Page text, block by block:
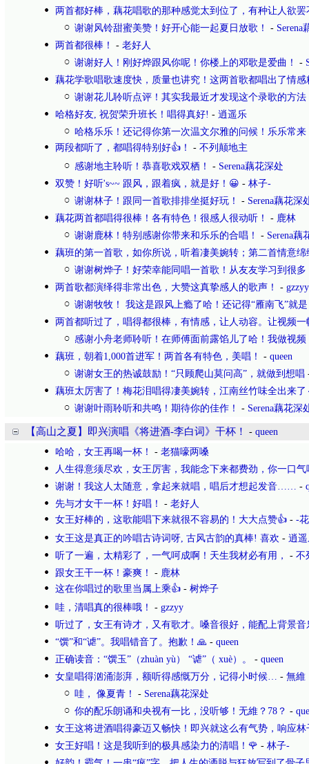
两首都好棒，藕花唱歌的那种感觉太到位了，有种让人欲罢
谢谢风铃甜蜜美赞！好开心能一起夏日放歌！
- Serena
两首都很棒！
- 老好人
谢谢好人！刚好烨跟风你呢！你楼上的邓歌是爱曲！
-
藕花学歌唱歌速度快，质量也讲究！这两首歌都唱出了情感
谢谢花儿聆听点评！其实我最近才发现这个录歌的方法
哈格好友, 祝贺荣升班长！唱得真好! - 逍遥乐
哈格乐乐！还记得你第一次温文尔雅的问候！乐乐常来
两段都听了，都唱得特别好👍！
- 不列颠地主
感谢地主聆听！恭喜歌戏双栖！
- Serena藕花深处
双赞！好听's~~ 跟风，跟着疯，就是好！😀 - 林子-
谢谢林子！跟同一首歌排排坐挺好玩！
- Serena藕花深
藕花两首都唱得很棒！各有特色！很感人很动听！
- 鹿林
谢谢鹿林！特别感谢你带来和乐乐的合唱！
- Serena藕
藕班的第一首歌，如你所说，听着凄美婉转；第二首情意绵
谢谢树烨子！好荣幸能同唱一首歌！从友友学习到很多
两首歌都演绎得非常出色，大赞这真挚感人的歌声！
- gzzyy
谢谢牧牧！ 我这是跟风上瘾了哈！还记得“雁南飞”就是
两首都听过了，唱得都很棒，有情感，让人动容。让视频一
感谢小舟老师聆听！在师傅面前露馅儿了哈！我做视频
藕班，朝着1,000首进军！两首各有特色，美唱！
- queen
谢谢女王的热诚鼓励！“只顾爬山莫问高”，就做到想唱
藕班太厉害了！梅花泪唱得凄美婉转，江南丝竹味全出来了
谢谢叶雨聆听和共鸣！期待你的佳作！
- Serena藕花深
【高山之夏】即兴演唱《将进酒-李白词》干杯！ - queen
哈哈，女王再喝一杯！
- 老猫嚎两嗓
人生得意须尽欢，女王厉害，我能念下来都费劲，你一口气
谢谢！我这人太随意，拿起来就唱，唱后才想起发音…… -
先与才女干一杯！好唱！
- 老好人
女王好棒的，这歌能唱下来就很不容易的！大大点赞👍 - -
女王这是真正的吟唱古诗词呀, 古风古韵的真棒! 喜欢 - 逍
听了一遍，太精彩了，一气呵成啊！天生我材必有用，
- 不
跟女王干一杯！豪爽！
- 鹿林
这在你唱过的歌里当属上乘👍 - 树烨子
哇，清唱真的很棒哦！
- gzzyy
听过了，女王有诗才，又有歌才。嗓音很好，能配上背景音
“馔”和“谑”。我唱错音了。抱歉！🙏 - queen
正确读音：“馔玉”（zhuàn yù） “谑”（ xuè）。
- queen
女皇唱得汹涌澎湃，额听得感慨万分，记得小时候… - 無維
哇， 像夏青！
- Serena藕花深处
你的配乐朗诵和央视有一比，没听够！无維？78？ -
女王这将进酒唱得豪迈又畅快！即兴就这么有气势，响应林
女王好唱！这是我听到的极具感染力的清唱！🌹 - 林子-